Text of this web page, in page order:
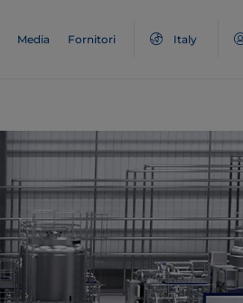
Media Fornitori Italy